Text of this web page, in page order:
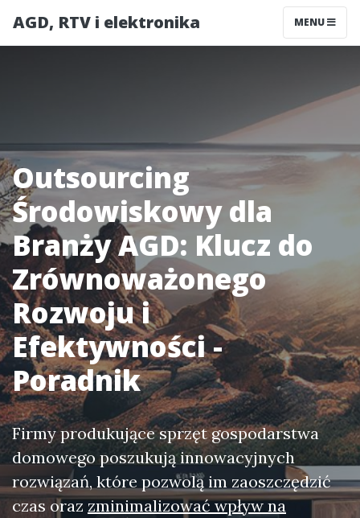
AGD, RTV i elektronika MENU
Outsourcing
Środowiskowy dla
Branży AGD: Klucz do
Zrównoważonego
Rozwoju i
Efektywności -
Poradnik
Firmy produkujące sprzęt gospodarstwa
domowego poszukują innowacyjnych
rozwiązań, które pozwolą im zaoszczędzić
czas orazzminimalizować wpływ na